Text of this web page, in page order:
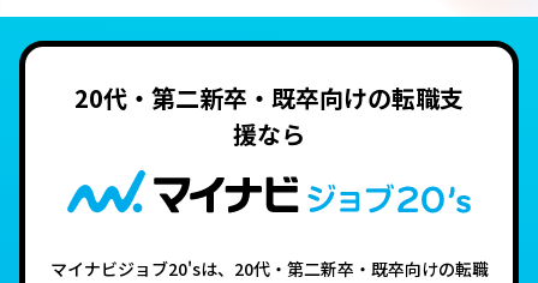
20代・第二新卒・既卒向けの転職支
援なら
マイナビジョブ20'sは、20代・第二新卒・既卒向けの転職